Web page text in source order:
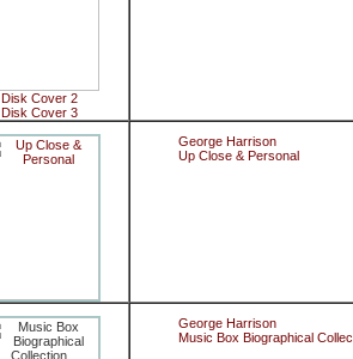
Disk Cover 2
Disk Cover 3
George Harrison
Up Close & Personal
George Harrison
Music Box Biographical